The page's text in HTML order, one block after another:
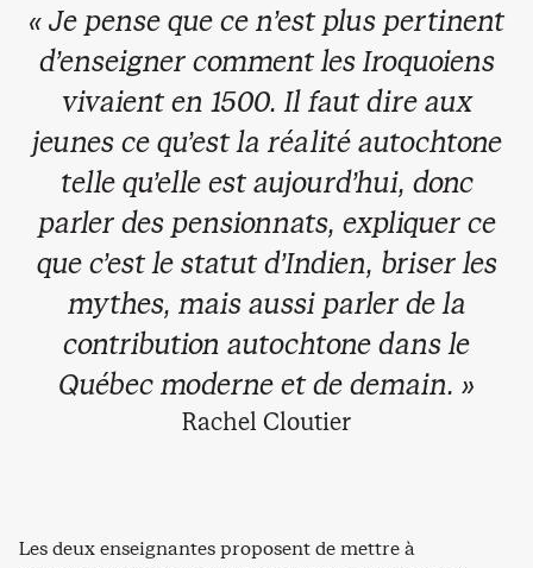
« Je pense que ce n’est plus pertinent
d’enseigner comment les Iroquoiens
vivaient en 1500. Il faut dire aux
jeunes ce qu’est la réalité autochtone
telle qu’elle est aujourd’hui, donc
parler des pensionnats, expliquer ce
que c’est le statut d’Indien, briser les
mythes, mais aussi parler de la
contribution autochtone dans le
Québec moderne et de demain. »
Rachel Cloutier
Les deux enseignantes proposent de mettre à